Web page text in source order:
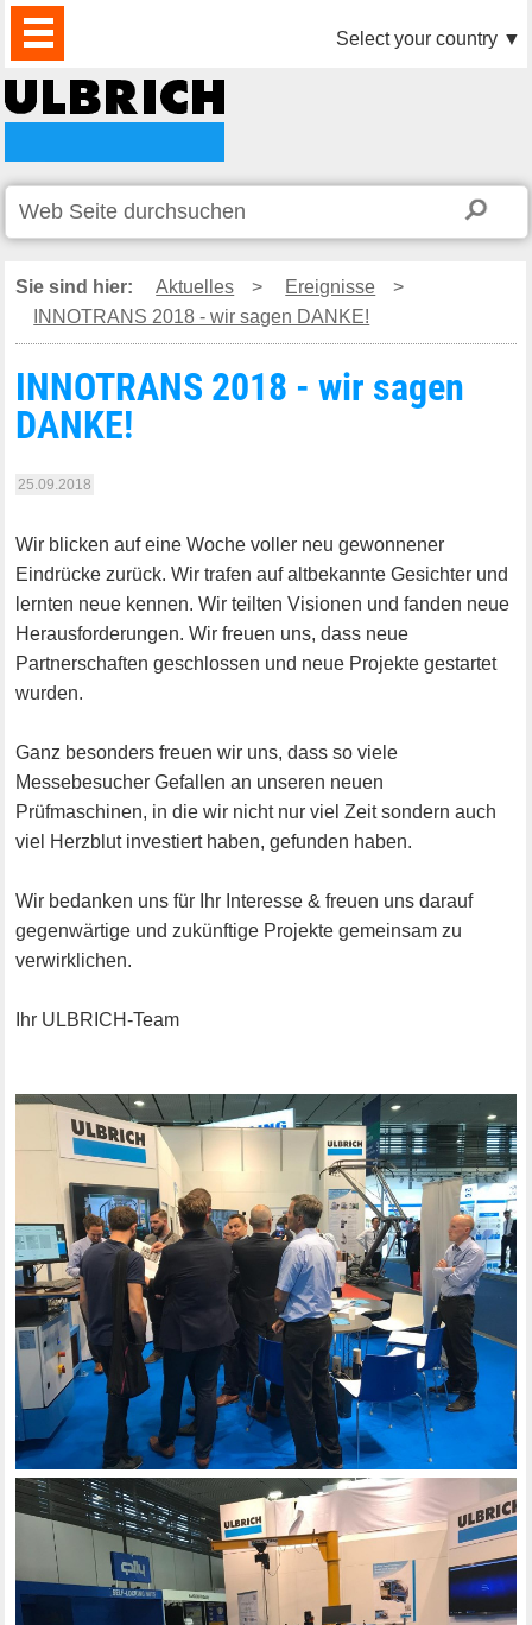
PRODUKTE
AKTUELLES
DOWNLOAD
VIDEO
PARTNER
UNTERNEHMEN
KONTAKTE Select your country ▼
Sie sind hier: Aktuelles > Ereignisse
>
INNOTRANS 2018 - wir sagen DANKE!
INNOTRANS 2018 - wir sagen
DANKE!
25.09.2018
Wir blicken auf eine Woche voller neu gewonnener
Eindrücke zurück. Wir trafen auf altbekannte Gesichter und
lernten neue kennen. Wir teilten Visionen und fanden neue
Herausforderungen. Wir freuen uns, dass neue
Partnerschaften geschlossen und neue Projekte gestartet
wurden.
Ganz besonders freuen wir uns, dass so viele
Messebesucher Gefallen an unseren neuen
Prüfmaschinen, in die wir nicht nur viel Zeit sondern auch
viel Herzblut investiert haben, gefunden haben.
Wir bedanken uns für Ihr Interesse & freuen uns darauf
gegenwärtige und zukünftige Projekte gemeinsam zu
verwirklichen.
Ihr ULBRICH-Team